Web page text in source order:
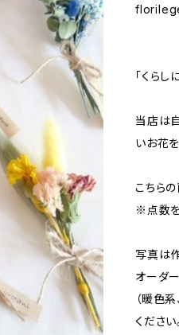
florilege
「くらし
当店は
いお花
こちら
※点数を
写真は
オーダ
（暖色
ください